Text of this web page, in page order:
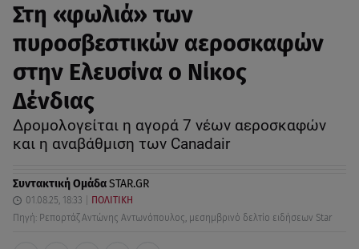
Στη «φωλιά» των
πυροσβεστικών αεροσκαφών
στην Ελευσίνα ο Nίκος
Δένδιας
Δρομολογείται η αγορά 7 νέων αεροσκαφών
και η αναβάθμιση των Canadair
Συντακτική ΟμάδαSTAR.GR
01.08.25, 18:33
ΠΟΛΙΤΙΚΗ
Πηγή: Ρεπορτάζ Αντώνης Αντωνόπουλος, μεσημβρινό δελτίο ειδήσεων Star